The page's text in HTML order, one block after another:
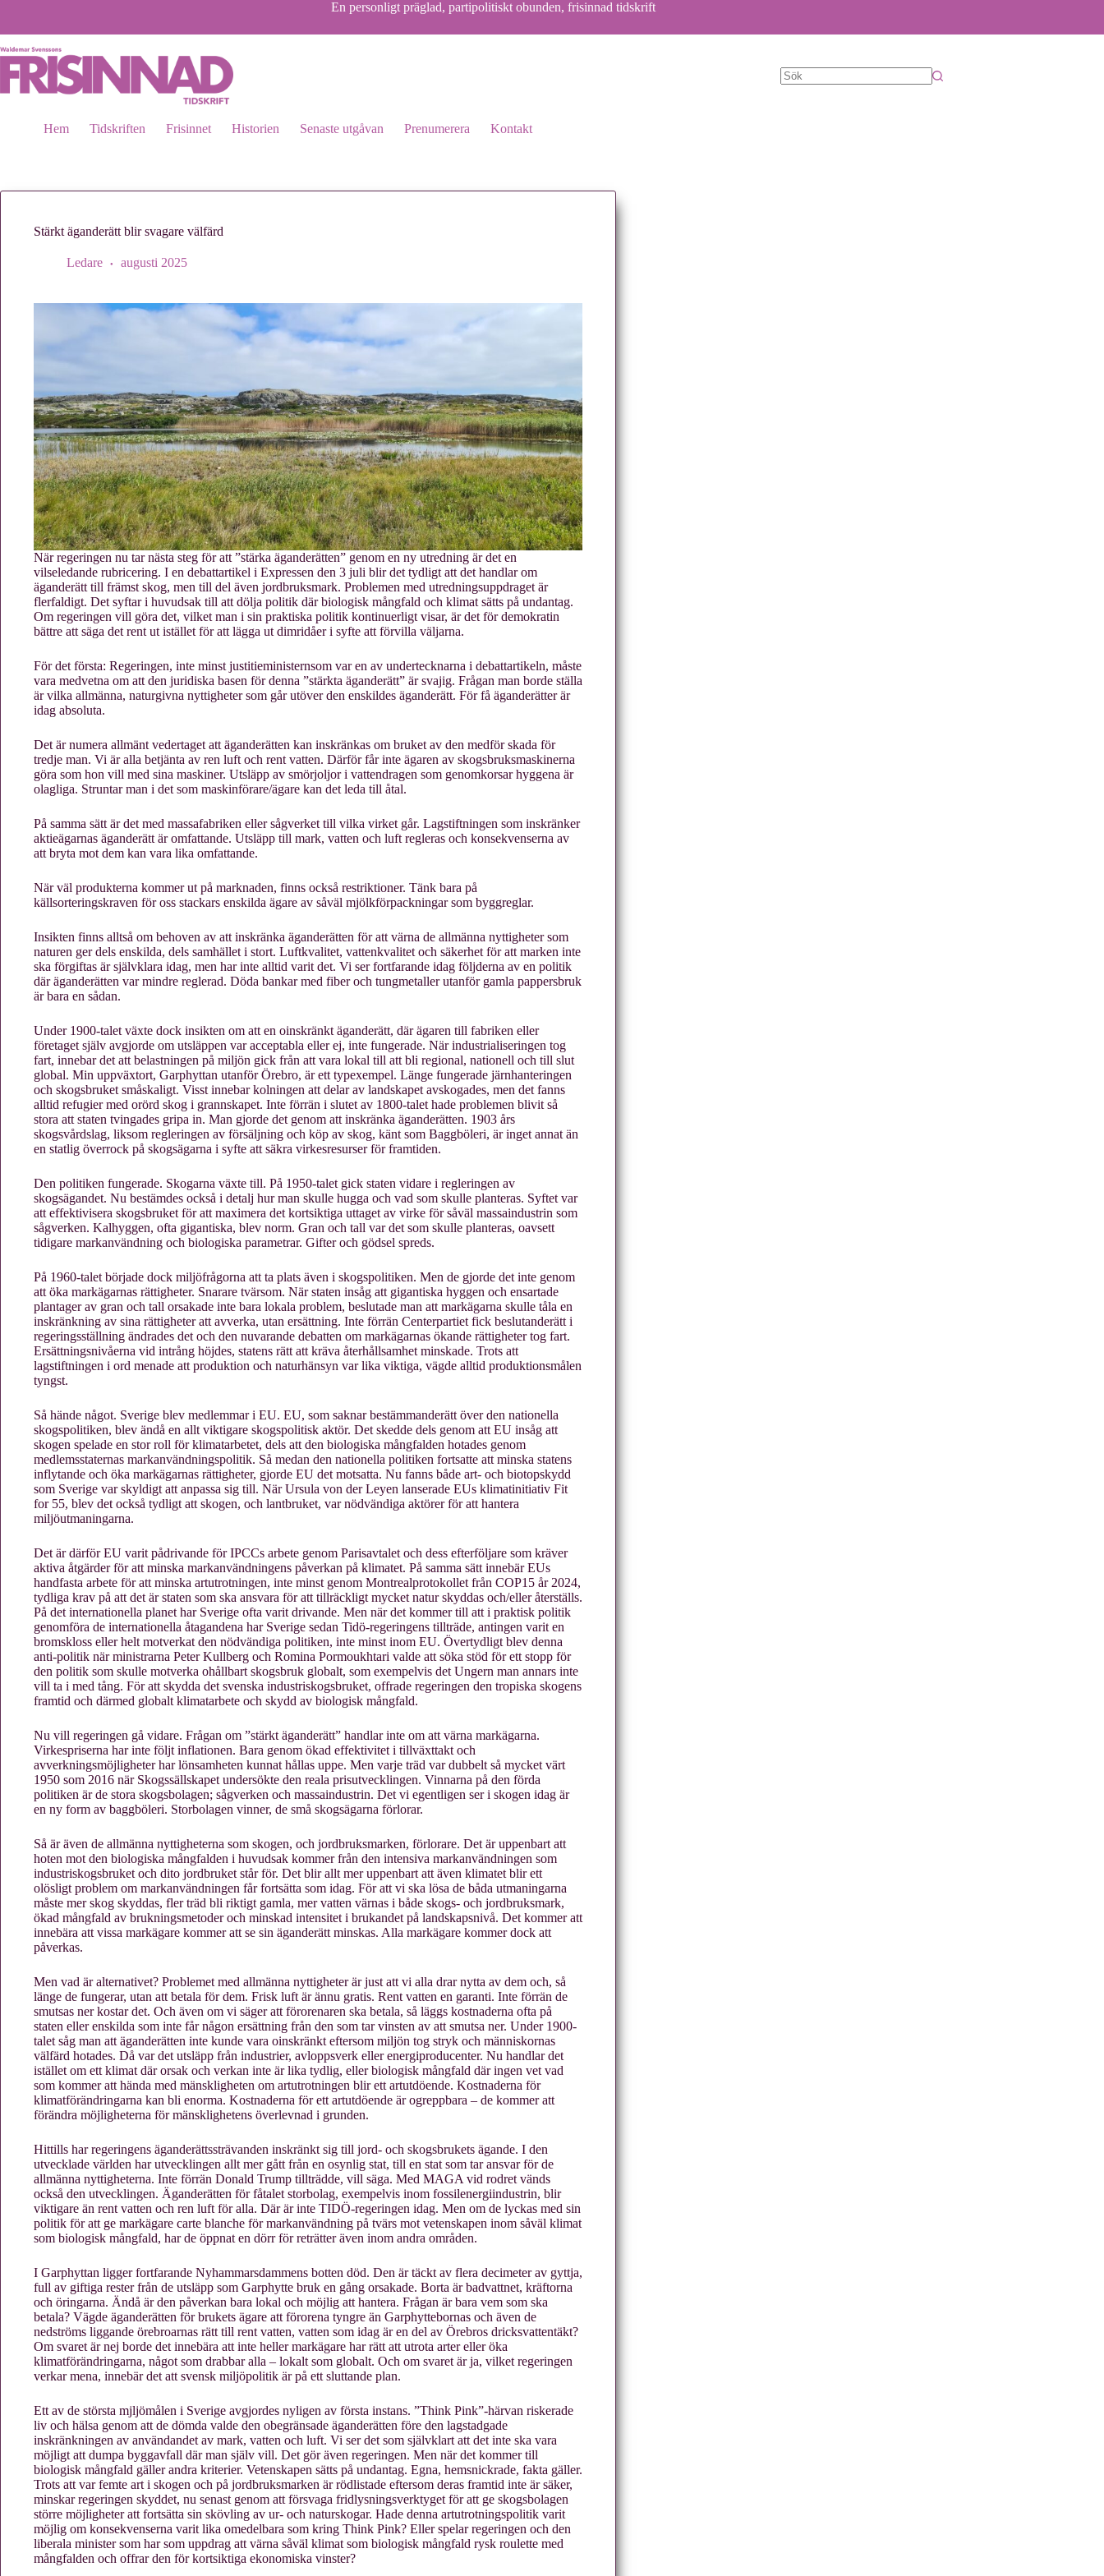
innehåll
En personligt präglad, partipolitiskt obunden, frisinnad tidskrift
Hem Tidskriften Frisinnet Historien Senaste utgåvan Prenumerera Kontakt
Stärkt äganderätt blir svagare välfärd
Ledare augusti 2025
När regeringen nu tar nästa steg för att ”stärka äganderätten” genom en ny utredning är det en
vilseledande rubricering. I en debattartikel i Expressen den 3 juli blir det tydligt att det handlar om
äganderätt till främst skog, men till del även jordbruksmark. Problemen med utredningsuppdraget är
flerfaldigt. Det syftar i huvudsak till att dölja politik där biologisk mångfald och klimat sätts på undantag.
Om regeringen vill göra det, vilket man i sin praktiska politik kontinuerligt visar, är det för demokratin
bättre att säga det rent ut istället för att lägga ut dimridåer i syfte att förvilla väljarna.
För det första: Regeringen, inte minst justitieministernsom var en av undertecknarna i debattartikeln, måste
vara medvetna om att den juridiska basen för denna ”stärkta äganderätt” är svajig. Frågan man borde ställa
är vilka allmänna, naturgivna nyttigheter som går utöver den enskildes äganderätt. För få äganderätter är
idag absoluta.
Det är numera allmänt vedertaget att äganderätten kan inskränkas om bruket av den medför skada för
tredje man. Vi är alla betjänta av ren luft och rent vatten. Därför får inte ägaren av skogsbruksmaskinerna
göra som hon vill med sina maskiner. Utsläpp av smörjoljor i vattendragen som genomkorsar hyggena är
olagliga. Struntar man i det som maskinförare/ägare kan det leda till åtal.
På samma sätt är det med massafabriken eller sågverket till vilka virket går. Lagstiftningen som inskränker
aktieägarnas äganderätt är omfattande. Utsläpp till mark, vatten och luft regleras och konsekvenserna av
att bryta mot dem kan vara lika omfattande.
När väl produkterna kommer ut på marknaden, finns också restriktioner. Tänk bara på
källsorteringskraven för oss stackars enskilda ägare av såväl mjölkförpackningar som byggreglar.
Insikten finns alltså om behoven av att inskränka äganderätten för att värna de allmänna nyttigheter som
naturen ger dels enskilda, dels samhället i stort. Luftkvalitet, vattenkvalitet och säkerhet för att marken inte
ska förgiftas är självklara idag, men har inte alltid varit det. Vi ser fortfarande idag följderna av en politik
där äganderätten var mindre reglerad. Döda bankar med fiber och tungmetaller utanför gamla pappersbruk
är bara en sådan.
Under 1900-talet växte dock insikten om att en oinskränkt äganderätt, där ägaren till fabriken eller
företaget själv avgjorde om utsläppen var acceptabla eller ej, inte fungerade. När industrialiseringen tog
fart, innebar det att belastningen på miljön gick från att vara lokal till att bli regional, nationell och till slut
global. Min uppväxtort, Garphyttan utanför Örebro, är ett typexempel. Länge fungerade järnhanteringen
och skogsbruket småskaligt. Visst innebar kolningen att delar av landskapet avskogades, men det fanns
alltid refugier med orörd skog i grannskapet. Inte förrän i slutet av 1800-talet hade problemen blivit så
stora att staten tvingades gripa in. Man gjorde det genom att inskränka äganderätten. 1903 års
skogsvårdslag, liksom regleringen av försäljning och köp av skog, känt som Baggböleri, är inget annat än
en statlig överrock på skogsägarna i syfte att säkra virkesresurser för framtiden.
Den politiken fungerade. Skogarna växte till. På 1950-talet gick staten vidare i regleringen av
skogsägandet. Nu bestämdes också i detalj hur man skulle hugga och vad som skulle planteras. Syftet var
att effektivisera skogsbruket för att maximera det kortsiktiga uttaget av virke för såväl massaindustrin som
sågverken. Kalhyggen, ofta gigantiska, blev norm. Gran och tall var det som skulle planteras, oavsett
tidigare markanvändning och biologiska parametrar. Gifter och gödsel spreds.
På 1960-talet började dock miljöfrågorna att ta plats även i skogspolitiken. Men de gjorde det inte genom
att öka markägarnas rättigheter. Snarare tvärsom. När staten insåg att gigantiska hyggen och ensartade
plantager av gran och tall orsakade inte bara lokala problem, beslutade man att markägarna skulle tåla en
inskränkning av sina rättigheter att avverka, utan ersättning. Inte förrän Centerpartiet fick beslutanderätt i
regeringsställning ändrades det och den nuvarande debatten om markägarnas ökande rättigheter tog fart.
Ersättningsnivåerna vid intrång höjdes, statens rätt att kräva återhållsamhet minskade. Trots att
lagstiftningen i ord menade att produktion och naturhänsyn var lika viktiga, vägde alltid produktionsmålen
tyngst.
Så hände något. Sverige blev medlemmar i EU. EU, som saknar bestämmanderätt över den nationella
skogspolitiken, blev ändå en allt viktigare skogspolitisk aktör. Det skedde dels genom att EU insåg att
skogen spelade en stor roll för klimatarbetet, dels att den biologiska mångfalden hotades genom
medlemsstaternas markanvändningspolitik. Så medan den nationella politiken fortsatte att minska statens
inflytande och öka markägarnas rättigheter, gjorde EU det motsatta. Nu fanns både art- och biotopskydd
som Sverige var skyldigt att anpassa sig till. När Ursula von der Leyen lanserade EUs klimatinitiativ Fit
for 55, blev det också tydligt att skogen, och lantbruket, var nödvändiga aktörer för att hantera
miljöutmaningarna.
Det är därför EU varit pådrivande för IPCCs arbete genom Parisavtalet och dess efterföljare som kräver
aktiva åtgärder för att minska markanvändningens påverkan på klimatet. På samma sätt innebär EUs
handfasta arbete för att minska artutrotningen, inte minst genom Montrealprotokollet från COP15 år 2024,
tydliga krav på att det är staten som ska ansvara för att tillräckligt mycket natur skyddas och/eller återställs.
På det internationella planet har Sverige ofta varit drivande. Men när det kommer till att i praktisk politik
genomföra de internationella åtagandena har Sverige sedan Tidö-regeringens tillträde, antingen varit en
bromskloss eller helt motverkat den nödvändiga politiken, inte minst inom EU. Övertydligt blev denna
anti-politik när ministrarna Peter Kullberg och Romina Pormoukhtari valde att söka stöd för ett stopp för
den politik som skulle motverka ohållbart skogsbruk globalt, som exempelvis det Ungern man annars inte
vill ta i med tång. För att skydda det svenska industriskogsbruket, offrade regeringen den tropiska skogens
framtid och därmed globalt klimatarbete och skydd av biologisk mångfald.
Nu vill regeringen gå vidare. Frågan om ”stärkt äganderätt” handlar inte om att värna markägarna.
Virkespriserna har inte följt inflationen. Bara genom ökad effektivitet i tillväxttakt och
avverkningsmöjligheter har lönsamheten kunnat hållas uppe. Men varje träd var dubbelt så mycket värt
1950 som 2016 när Skogssällskapet undersökte den reala prisutvecklingen. Vinnarna på den förda
politiken är de stora skogsbolagen; sågverken och massaindustrin. Det vi egentligen ser i skogen idag är
en ny form av baggböleri. Storbolagen vinner, de små skogsägarna förlorar.
Så är även de allmänna nyttigheterna som skogen, och jordbruksmarken, förlorare. Det är uppenbart att
hoten mot den biologiska mångfalden i huvudsak kommer från den intensiva markanvändningen som
industriskogsbruket och dito jordbruket står för. Det blir allt mer uppenbart att även klimatet blir ett
olösligt problem om markanvändningen får fortsätta som idag. För att vi ska lösa de båda utmaningarna
måste mer skog skyddas, fler träd bli riktigt gamla, mer vatten värnas i både skogs- och jordbruksmark,
ökad mångfald av brukningsmetoder och minskad intensitet i brukandet på landskapsnivå. Det kommer att
innebära att vissa markägare kommer att se sin äganderätt minskas. Alla markägare kommer dock att
påverkas.
Men vad är alternativet? Problemet med allmänna nyttigheter är just att vi alla drar nytta av dem och, så
länge de fungerar, utan att betala för dem. Frisk luft är ännu gratis. Rent vatten en garanti. Inte förrän de
smutsas ner kostar det. Och även om vi säger att förorenaren ska betala, så läggs kostnaderna ofta på
staten eller enskilda som inte får någon ersättning från den som tar vinsten av att smutsa ner. Under 1900-
talet såg man att äganderätten inte kunde vara oinskränkt eftersom miljön tog stryk och människornas
välfärd hotades. Då var det utsläpp från industrier, avloppsverk eller energiproducenter. Nu handlar det
istället om ett klimat där orsak och verkan inte är lika tydlig, eller biologisk mångfald där ingen vet vad
som kommer att hända med mänskligheten om artutrotningen blir ett artutdöende. Kostnaderna för
klimatförändringarna kan bli enorma. Kostnaderna för ett artutdöende är ogreppbara – de kommer att
förändra möjligheterna för mänsklighetens överlevnad i grunden.
Hittills har regeringens äganderättssträvanden inskränkt sig till jord- och skogsbrukets ägande. I den
utvecklade världen har utvecklingen allt mer gått från en osynlig stat, till en stat som tar ansvar för de
allmänna nyttigheterna. Inte förrän Donald Trump tillträdde, vill säga. Med MAGA vid rodret vänds
också den utvecklingen. Äganderätten för fåtalet storbolag, exempelvis inom fossilenergiindustrin, blir
viktigare än rent vatten och ren luft för alla. Där är inte TIDÖ-regeringen idag. Men om de lyckas med sin
politik för att ge markägare carte blanche för markanvändning på tvärs mot vetenskapen inom såväl klimat
som biologisk mångfald, har de öppnat en dörr för reträtter även inom andra områden.
I Garphyttan ligger fortfarande Nyhammarsdammens botten död. Den är täckt av flera decimeter av gyttja,
full av giftiga rester från de utsläpp som Garphytte bruk en gång orsakade. Borta är badvattnet, kräftorna
och öringarna. Ändå är den påverkan bara lokal och möjlig att hantera. Frågan är bara vem som ska
betala? Vägde äganderätten för brukets ägare att förorena tyngre än Garphyttebornas och även de
nedströms liggande örebroarnas rätt till rent vatten, vatten som idag är en del av Örebros dricksvattentäkt?
Om svaret är nej borde det innebära att inte heller markägare har rätt att utrota arter eller öka
klimatförändringarna, något som drabbar alla – lokalt som globalt. Och om svaret är ja, vilket regeringen
verkar mena, innebär det att svensk miljöpolitik är på ett sluttande plan.
Ett av de största mjljömålen i Sverige avgjordes nyligen av första instans. ”Think Pink”-härvan riskerade
liv och hälsa genom att de dömda valde den obegränsade äganderätten före den lagstadgade
inskränkningen av användandet av mark, vatten och luft. Vi ser det som självklart att det inte ska vara
möjligt att dumpa byggavfall där man själv vill. Det gör även regeringen. Men när det kommer till
biologisk mångfald gäller andra kriterier. Vetenskapen sätts på undantag. Egna, hemsnickrade, fakta gäller.
Trots att var femte art i skogen och på jordbruksmarken är rödlistade eftersom deras framtid inte är säker,
minskar regeringen skyddet, nu senast genom att försvaga fridlysningsverktyget för att ge skogsbolagen
större möjligheter att fortsätta sin skövling av ur- och naturskogar. Hade denna artutrotningspolitik varit
möjlig om konsekvenserna varit lika omedelbara som kring Think Pink? Eller spelar regeringen och den
liberala minister som har som uppdrag att värna såväl klimat som biologisk mångfald rysk roulette med
mångfalden och offrar den för kortsiktiga ekonomiska vinster?